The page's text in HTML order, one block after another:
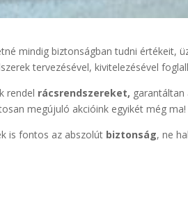
mindig biztonságban tudni értékeit,
tervezésével, kivitelezésével
rendel rácsrendszereket,
megújuló akcióink egyikét még ma!
is fontos az abszolút biztonság, ne